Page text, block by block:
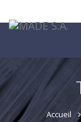
Accueil